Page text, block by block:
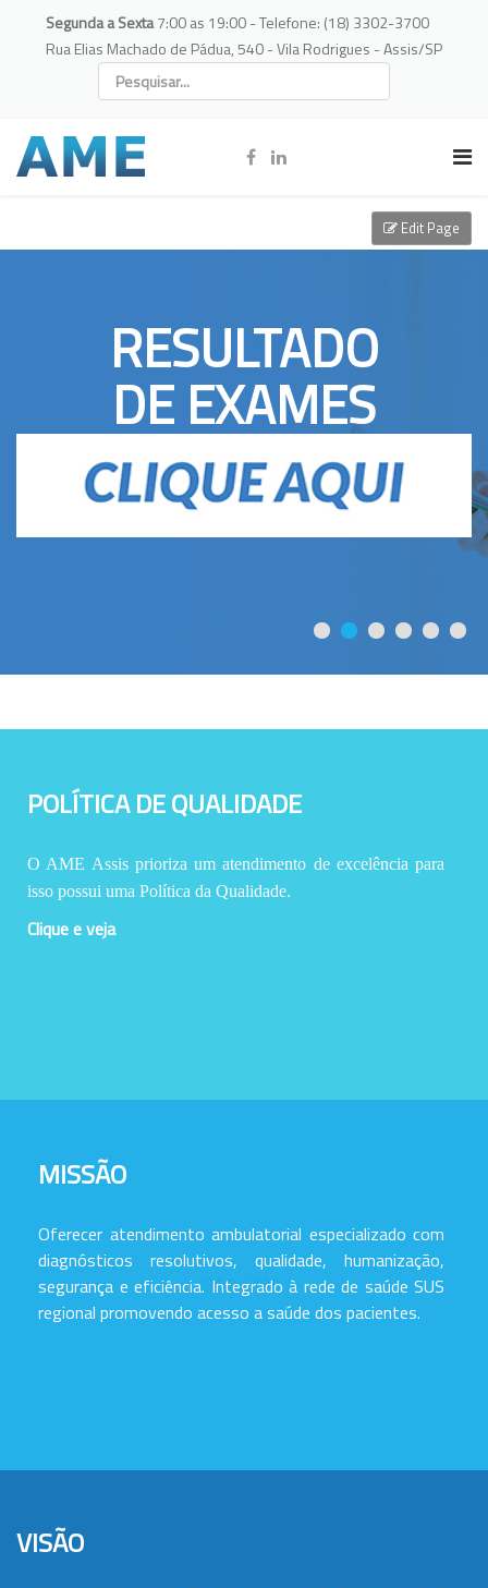
Segunda a Sexta7:00 as 19:00 - Telefone: (18) 3302-3700
Rua Elias Machado de Pádua, 540 - Vila Rodrigues - Assis/SP
RESULTADO
DE EXAMES
POLÍTICA DE QUALIDADE
O AME Assis prioriza um atendimento de excelência para
isso possui uma Política da Qualidade.
Clique e veja
MISSÃO
Oferecer atendimento ambulatorial especializado com
diagnósticos resolutivos, qualidade, humanização,
segurança e eficiência. Integrado à rede de saúde SUS
regional promovendo acesso a saúde dos pacientes.
VISÃO
Edit Page